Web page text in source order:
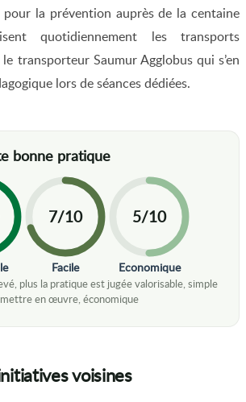
pour la prévention auprès de la centaine
quotidiennement les transports
transporteur Saumur Agglobus qui s’en
lors de séances dédiées.
7/10
Facile
5/10
Economique
voisines